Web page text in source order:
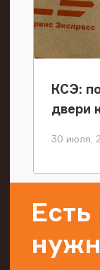
КСЭ:
двери
30 июля,